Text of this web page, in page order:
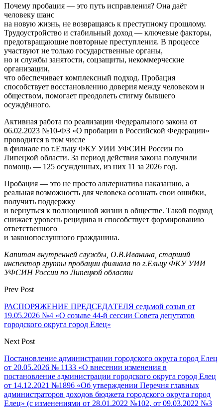
Почему пробация — это путь исправления? Она даёт
человеку шанс
на новую жизнь, не возвращаясь к преступному прошлому.
Трудоустройство и стабильный доход — ключевые факторы,
предотвращающие повторные преступления. В процессе
участвуют не только государственные органы,
но и службы занятости, соцзащиты, некоммерческие
организации,
что обеспечивает комплексный подход. Пробация
способствует восстановлению доверия между человеком и
обществом, помогает преодолеть стигму бывшего
осуждённого.
Активная работа по реализации Федерального закона от
06.02.2023 №10-ФЗ «О пробации в Российской Федерации»
проводится в том числе
в филиале по г.Ельцу ФКУ УИИ УФСИН России по
Липецкой области. За период действия закона получили
помощь — 125 осужденных, из них 11 за 2026 год.
Пробация — это не просто альтернатива наказанию, а
реальная возможность для человека осознать свои ошибки,
получить поддержку
и вернуться к полноценной жизни в обществе. Такой подход
снижает уровень рецидива и способствует формированию
ответственного
и законопослушного гражданина.
Капитан внутренней службы, О.В.Иванина, старший
инспектор группы пробации филиала по г.Ельцу ФКУ УИИ
УФСИН России по Липецкой области
Prev Post
РАСПОРЯЖЕНИЕ ПРЕДСЕДАТЕЛЯ седьмой созыв от
19.05.2026 №4 «О созыве 44-й сессии Совета депутатов
городского округа город Елец»
Next Post
Постановление администрации городского округа город Елец
от 20.05.2026 № 1133 «О внесении изменения в
постановление администрации городского округа город Елец
от 14.12.2021 №1896 «Об утверждении Перечня главных
администраторов доходов бюджета городского округа город
Елец» (с изменениями от 28.01.2022 №102, от 09.03.2022 №3